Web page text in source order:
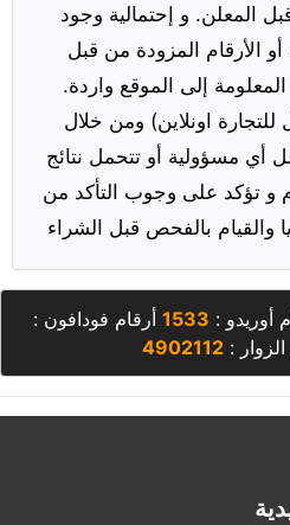
المعلن. و إحتمالية وجود
الأرقام المزودة من قبل
إلى الموقع واردة.
اونلاين) ومن خلال
أي مسؤولية أو تتحمل نتائج
و تؤكد على وجوب التأكد من
أوريدو : 1533 أرقام فودافون :
:
4902112